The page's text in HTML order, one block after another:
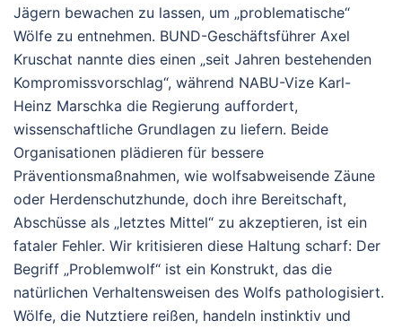
Jägern bewachen zu lassen, um „problematische“
Wölfe zu entnehmen. BUND-Geschäftsführer Axel
Kruschat nannte dies einen „seit Jahren bestehenden
Kompromissvorschlag“, während NABU-Vize Karl-
Heinz Marschka die Regierung auffordert,
wissenschaftliche Grundlagen zu liefern. Beide
Organisationen plädieren für bessere
Präventionsmaßnahmen, wie wolfsabweisende Zäune
oder Herdenschutzhunde, doch ihre Bereitschaft,
Abschüsse als „letztes Mittel“ zu akzeptieren, ist ein
fataler Fehler. Wir kritisieren diese Haltung scharf: Der
Begriff „Problemwolf“ ist ein Konstrukt, das die
natürlichen Verhaltensweisen des Wolfs pathologisiert.
Wölfe, die Nutztiere reißen, handeln instinktiv und